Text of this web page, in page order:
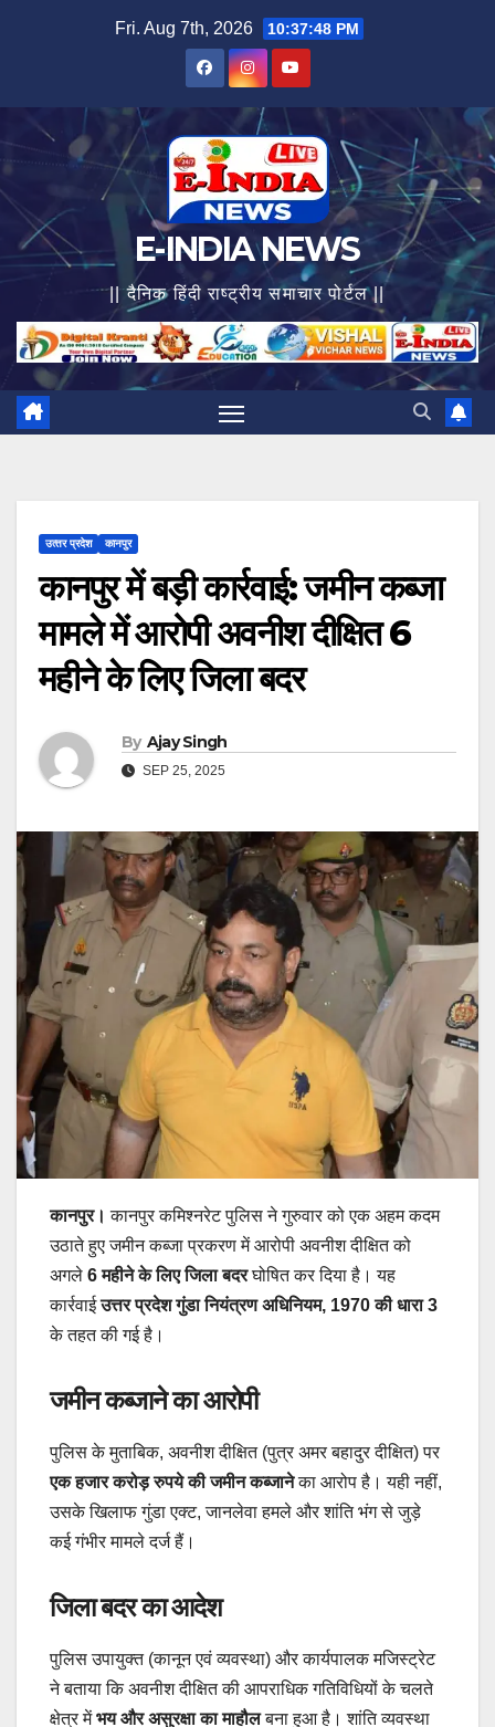
Fri. Aug 7th, 2026 10:37:49 PM
E-INDIA NEWS
|| दैनिक हिंदी राष्ट्रीय समाचार पोर्टल ||
उत्‍तर प्रदेश कानपुर
कानपुर में बड़ी कार्रवाई: जमीन कब्जा
मामले में आरोपी अवनीश दीक्षित 6
महीने के लिए जिला बदर
By Ajay Singh
SEP 25, 2025
कानपुर। कानपुर कमिश्नरेट पुलिस ने गुरुवार को एक अहम कदम
उठाते हुए जमीन कब्जा प्रकरण में आरोपी अवनीश दीक्षित को
अगले 6 महीने के लिए जिला बदरघोषित कर दिया है। यह
कार्रवाईउत्तर प्रदेश गुंडा नियंत्रण अधिनियम, 1970 की धारा 3
के तहत की गई है।
जमीन कब्जाने का आरोपी
पुलिस के मुताबिक, अवनीश दीक्षित (पुत्र अमर बहादुर दीक्षित) पर
एक हजार करोड़ रुपये की जमीन कब्जानेका आरोप है। यही नहीं,
उसके खिलाफ गुंडा एक्ट, जानलेवा हमले और शांति भंग से जुड़े
कई गंभीर मामले दर्ज हैं।
जिला बदर का आदेश
पुलिस उपायुक्त (कानून एवं व्यवस्था) और कार्यपालक मजिस्ट्रेट
ने बताया कि अवनीश दीक्षित की आपराधिक गतिविधियों के चलते
क्षेत्र मेंभय और असुरक्षा का माहौलबना हुआ है। शांति व्यवस्था